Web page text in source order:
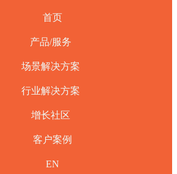
首页
产品/服务
场景解决方案
行业解决方案
增长社区
客户案例
EN